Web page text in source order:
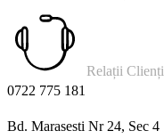
Relații Clienți
0722 775 181
Bd. Marasesti Nr 24, Sec 4